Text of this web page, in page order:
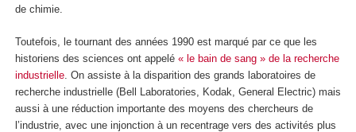
de chimie.
Toutefois, le tournant des années 1990 est marqué par ce que les
historiens des sciences ont appelé « le bain de sang » de la recherche
industrielle . On assiste à la disparition des grands laboratoires de
recherche industrielle (Bell Laboratories, Kodak, General Electric) mais
aussi à une réduction importante des moyens des chercheurs de
l’industrie, avec une injonction à un recentrage vers des activités plus